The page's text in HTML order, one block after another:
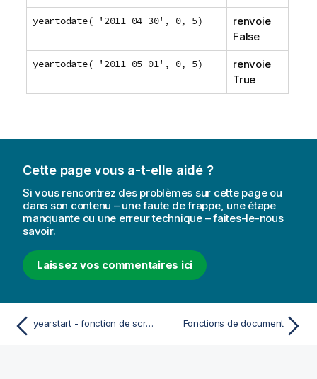
yeartodate( '2011-04-30', 0, 5)
renvoie
False
yeartodate( '2011-05-01', 0, 5)
renvoie
True
Cette page vous a-t-elle aidé ?
Si vous rencontrez des problèmes sur cette page ou
dans son contenu – une faute de frappe, une étape
manquante ou une erreur technique – faites-le-nous
savoir.
Laissez vos commentaires ici
yearstart - fonction de script et fonction de graphique Fonctions de document